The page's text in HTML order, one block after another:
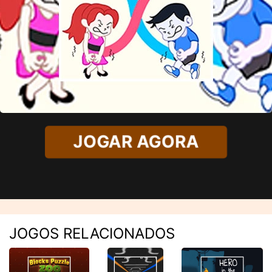
JOGAR AGORA
JOGOS RELACIONADOS